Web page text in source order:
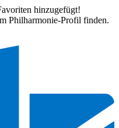
hinzugefügt!
Philharmonie-Profil finden.